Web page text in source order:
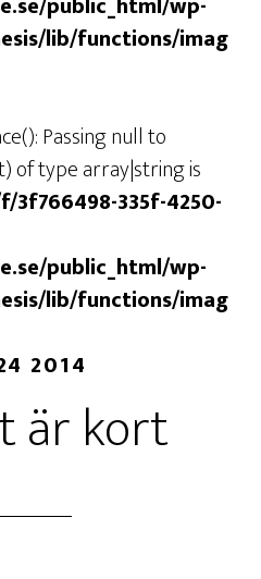
lib/functions/imag
Passing null to
of type array|string is
3f766498-335f-4250-
public_html/wp-
lib/functions/imag
2014
är kort